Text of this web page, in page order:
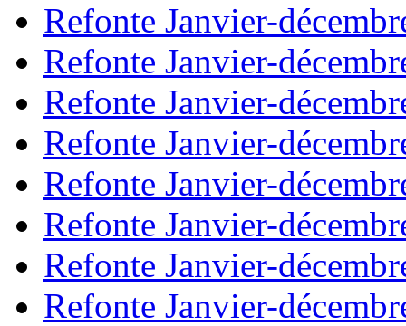
Refonte Janvier-
Refonte Janvier-
Refonte Janvier-
Refonte Janvier-
Refonte Janvier-
Refonte Janvier-
Refonte Janvier-
Refonte Janvier-